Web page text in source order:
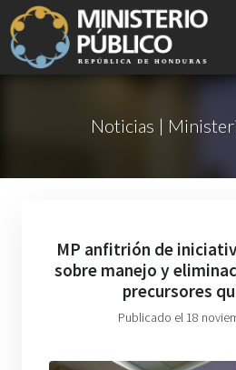
Noticias |
MP anfitrión de
sobre manejo y
precursores
Publicado el 18